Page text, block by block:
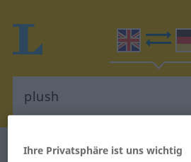
Englisch-Deutsch Wörterbuch
Ihre Privatsphäre ist uns wichtig